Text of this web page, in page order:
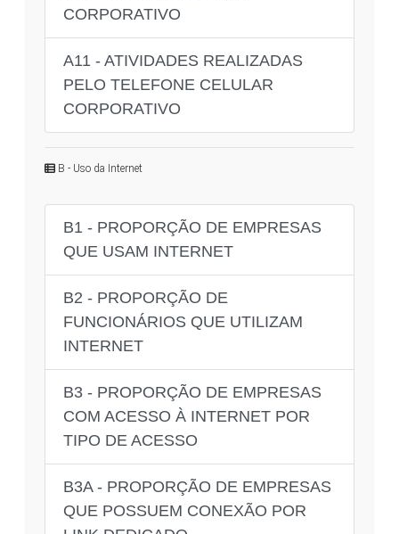
CORPORATIVO
A11 - ATIVIDADES REALIZADAS
PELO TELEFONE CELULAR
CORPORATIVO
B - Uso da Internet
B1 - PROPORÇÃO DE EMPRESAS
QUE USAM INTERNET
B2 - PROPORÇÃO DE
FUNCIONÁRIOS QUE UTILIZAM
INTERNET
B3 - PROPORÇÃO DE EMPRESAS
COM ACESSO À INTERNET POR
TIPO DE ACESSO
B3A - PROPORÇÃO DE EMPRESAS
QUE POSSUEM CONEXÃO POR